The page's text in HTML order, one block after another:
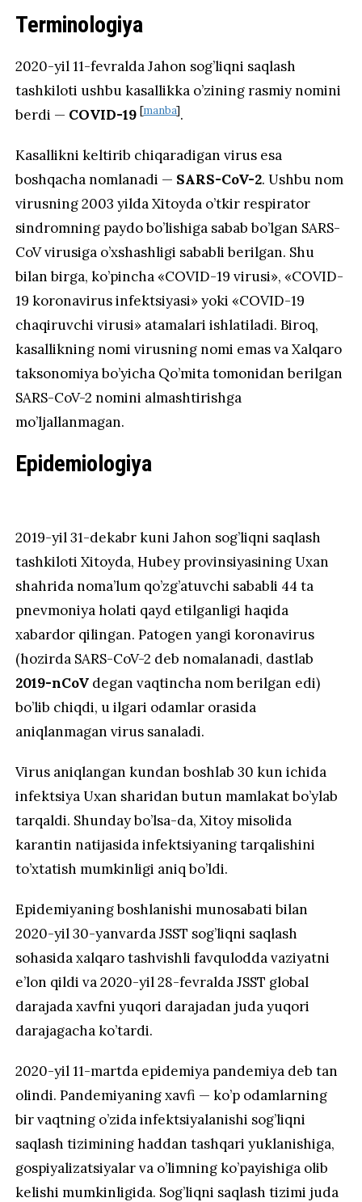
Terminologiya
2020-yil 11-fevralda Jahon sog’liqni saqlash
tashkiloti ushbu kasallikka o’zining rasmiy nomini
berdi — COVID-19[manba].
Kasallikni keltirib chiqaradigan virus esa
boshqacha nomlanadi — SARS-CoV-2. Ushbu nom
virusning 2003 yilda Xitoyda o’tkir respirator
sindromning paydo bo’lishiga sabab bo’lgan SARS-
CoV virusiga o’xshashligi sababli berilgan. Shu
bilan birga, ko’pincha «COVID-19 virusi», «COVID-
19 koronavirus infektsiyasi» yoki «COVID-19
chaqiruvchi virusi» atamalari ishlatiladi. Biroq,
kasallikning nomi virusning nomi emas va Xalqaro
taksonomiya bo’yicha Qo’mita tomonidan berilgan
SARS-CoV-2 nomini almashtirishga
mo’ljallanmagan.
Epidemiologiya
2019-yil 31-dekabr kuni Jahon sog’liqni saqlash
tashkiloti Xitoyda, Hubey provinsiyasining Uxan
shahrida noma’lum qo’zg’atuvchi sababli 44 ta
pnevmoniya holati qayd etilganligi haqida
xabardor qilingan. Patogen yangi koronavirus
(hozirda SARS-CoV-2 deb nomalanadi, dastlab
2019-nCoV degan vaqtincha nom berilgan edi)
bo’lib chiqdi, u ilgari odamlar orasida
aniqlanmagan virus sanaladi.
Virus aniqlangan kundan boshlab 30 kun ichida
infektsiya Uxan sharidan butun mamlakat bo’ylab
tarqaldi. Shunday bo’lsa-da, Xitoy misolida
karantin natijasida infektsiyaning tarqalishini
to’xtatish mumkinligi aniq bo’ldi.
Epidemiyaning boshlanishi munosabati bilan
2020-yil 30-yanvarda JSST sog’liqni saqlash
sohasida xalqaro tashvishli favqulodda vaziyatni
e’lon qildi va 2020-yil 28-fevralda JSST global
darajada xavfni yuqori darajadan juda yuqori
darajagacha ko’tardi.
2020-yil 11-martda epidemiya pandemiya deb tan
olindi. Pandemiyaning xavfi — ko’p odamlarning
bir vaqtning o’zida infektsiyalanishi sog’liqni
saqlash tizimining haddan tashqari yuklanishiga,
gospiyalizatsiyalar va o’limning ko’payishiga olib
kelishi mumkinligida. Sog’liqni saqlash tizimi juda